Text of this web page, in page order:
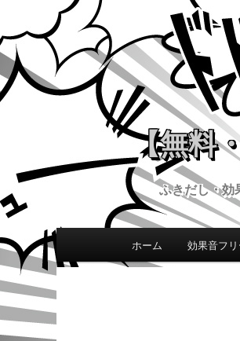
【無料
ふきだし・
メインメニューメインコンテンツ
ホーム 効果音フ